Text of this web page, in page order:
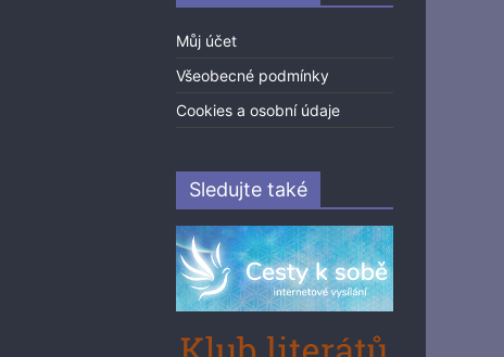
Můj účet
Všeobecné podmínky
Cookies a osobní údaje
Sledujte také